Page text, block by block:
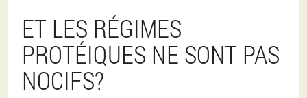
ET LES RÉGIMES
PROTÉIQUES NE SONT PAS
NOCIFS?